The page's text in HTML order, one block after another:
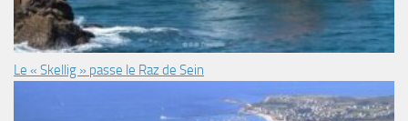
Le « Skellig » passe le Raz de Sein